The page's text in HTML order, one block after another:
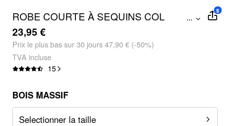
ROBE COURTE À SEQUINS COL
BÉNITIER FRONCÉE UNIE
...
23,95 €
Prix ​​le plus bas sur 30 jours 47,90 € (-50%)
TVA incluse
15
$
BOIS MASSIF
Selectionner la taille